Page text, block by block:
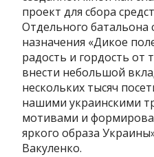
проект для сбора
Отдельного батальона
назначения «Дикое
радость и гордость от
внести небольшой
нескольких тысяч
нашими украинскими
мотивами и
яркого образа
Вакуленко.